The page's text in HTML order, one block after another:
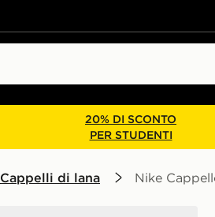
20% DI SCONTO
PER STUDENTI
Cappelli di lana Nike